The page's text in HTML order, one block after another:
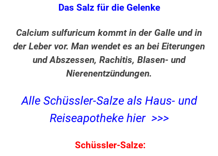
Das Salz für die Gelenke
Calcium sulfuricum kommt in der Galle und in
der Leber vor. Man wendet es an bei Eiterungen
und Abszessen, Rachitis, Blasen- und
Nierenentzündungen.
Alle Schüssler-Salze als Haus- und
Reiseapotheke hier >>>
Schüssler-Salze: